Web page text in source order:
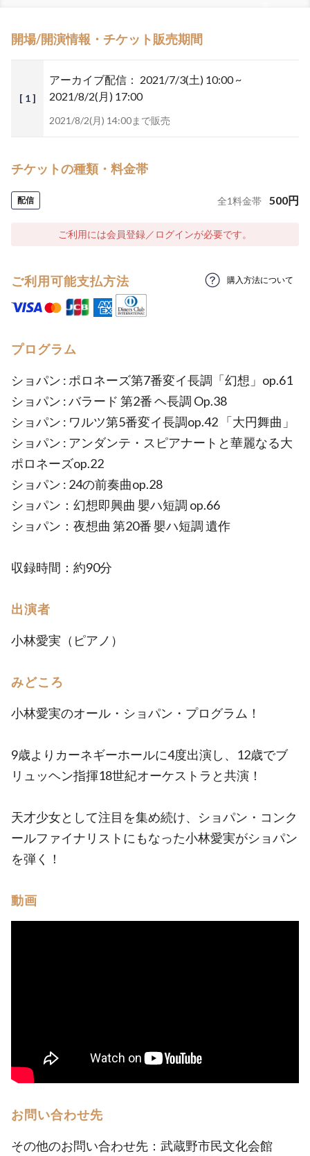
開場/開演情報・チケット販売期間
[ 1 ]
アーカイブ配信： 2021/7/3(土) 10:00 ~
2021/8/2(月) 17:00
2021/8/2(月) 14:00まで販売
チケットの種類・料金帯
配信 全1料金帯 500円
ご利用には会員登録／ログインが必要です。
ご利用可能支払方法 購入方法について
プログラム
ショパン : ポロネーズ第7番変イ長調「幻想」op.61
ショパン : バラード 第2番 ヘ長調 Op.38
ショパン : ワルツ第5番変イ長調op.42 「大円舞曲」
ショパン : アンダンテ・スピアナートと華麗なる大
ポロネーズop.22
ショパン : 24の前奏曲op.28
ショパン：幻想即興曲 嬰ハ短調 op.66
ショパン：夜想曲 第20番 嬰ハ短調 遺作
収録時間：約90分
出演者
小林愛実（ピアノ）
みどころ
小林愛実のオール・ショパン・プログラム！
9歳よりカーネギーホールに4度出演し、12歳でブ
リュッヘン指揮18世紀オーケストラと共演！
天才少女として注目を集め続け、ショパン・コンク
ールファイナリストにもなった小林愛実がショパン
を弾く！
動画
お問い合わせ先
その他のお問い合わせ先：武蔵野市民文化会館